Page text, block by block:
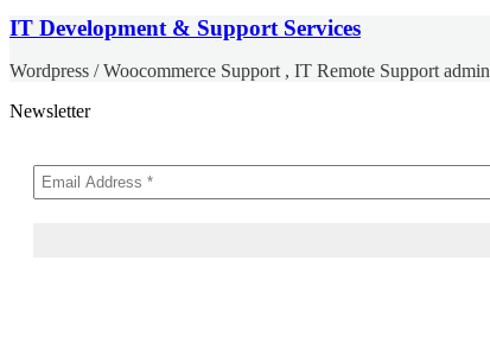
IT Development & Support Services
Wordpress / Woocommerce Support , IT Remote Support admin
Newsletter